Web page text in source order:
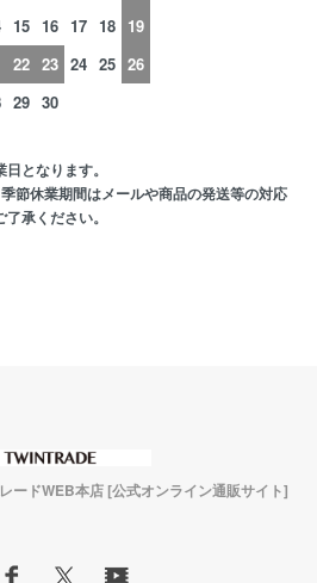
15 16 17 18 19
22 23 24 25 26
29 30
となります。
節休業期間はメールや商品の発送等の対応
承ください。
ードWEB本店 [公式オンライン通販サイト]